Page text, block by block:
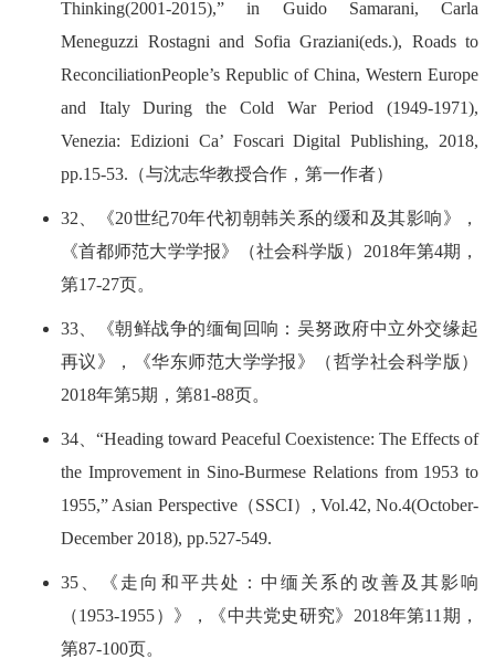
Thinking(2001-2015),” in Guido Samarani, Carla
Meneguzzi Rostagni and Sofia Graziani(eds.), Roads to
ReconciliationPeople’s Republic of China, Western Europe
and Italy During the Cold War Period (1949-1971),
Venezia: Edizioni Ca’ Foscari Digital Publishing, 2018,
pp.15-53.（与沈志华教授合作，第一作者）
32、《20世纪70年代初朝韩关系的缓和及其影响》，
《首都师范大学学报》（社会科学版）2018年第4期，
第17-27页。
33、《朝鲜战争的缅甸回响：吴努政府中立外交缘起
再议》，《华东师范大学学报》（哲学社会科学版）
2018年第5期，第81-88页。
34、“Heading toward Peaceful Coexistence: The Effects of
the Improvement in Sino-Burmese Relations from 1953 to
1955,” Asian Perspective（SSCI）, Vol.42, No.4(October-
December 2018), pp.527-549.
35、《走向和平共处：中缅关系的改善及其影响
（1953-1955）》，《中共党史研究》2018年第11期，
第87-100页。